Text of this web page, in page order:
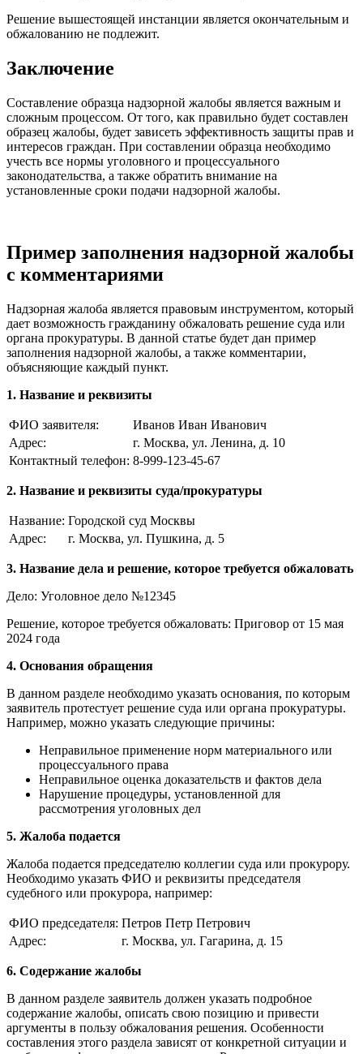
Решение вышестоящей инстанции является окончательным и
обжалованию не подлежит.
Заключение
Составление образца надзорной жалобы является важным и
сложным процессом. От того, как правильно будет составлен
образец жалобы, будет зависеть эффективность защиты прав и
интересов граждан. При составлении образца необходимо
учесть все нормы уголовного и процессуального
законодательства, а также обратить внимание на
установленные сроки подачи надзорной жалобы.
Пример заполнения надзорной жалобы
с комментариями
Надзорная жалоба является правовым инструментом, который
дает возможность гражданину обжаловать решение суда или
органа прокуратуры. В данной статье будет дан пример
заполнения надзорной жалобы, а также комментарии,
объясняющие каждый пункт.
1. Название и реквизиты
ФИО заявителя:
Иванов Иван Иванович
Адрес:
г. Москва, ул. Ленина, д. 10
Контактный телефон: 8-999-123-45-67
2. Название и реквизиты суда/прокуратуры
Название: Городской суд Москвы
Адрес:
г. Москва, ул. Пушкина, д. 5
3. Название дела и решение, которое требуется обжаловать
Дело: Уголовное дело №12345
Решение, которое требуется обжаловать: Приговор от 15 мая
2024 года
4. Основания обращения
В данном разделе необходимо указать основания, по которым
заявитель протестует решение суда или органа прокуратуры.
Например, можно указать следующие причины:
Неправильное применение норм материального или
процессуального права
Неправильное оценка доказательств и фактов дела
Нарушение процедуры, установленной для
рассмотрения уголовных дел
5. Жалоба подается
Жалоба подается председателю коллегии суда или прокурору.
Необходимо указать ФИО и реквизиты председателя
судебного или прокурора, например:
ФИО председателя: Петров Петр Петрович
Адрес:
г. Москва, ул. Гагарина, д. 15
6. Содержание жалобы
В данном разделе заявитель должен указать подробное
содержание жалобы, описать свою позицию и привести
аргументы в пользу обжалования решения. Особенности
составления этого раздела зависят от конкретной ситуации и